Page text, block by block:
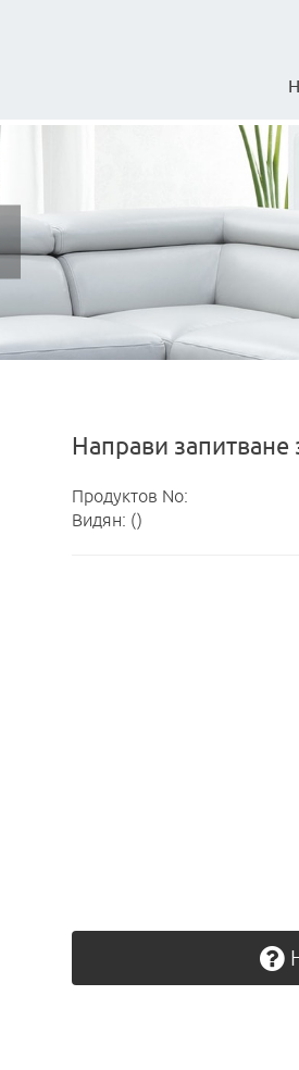
Направи запитване
Продуктов No:
Видян: ()